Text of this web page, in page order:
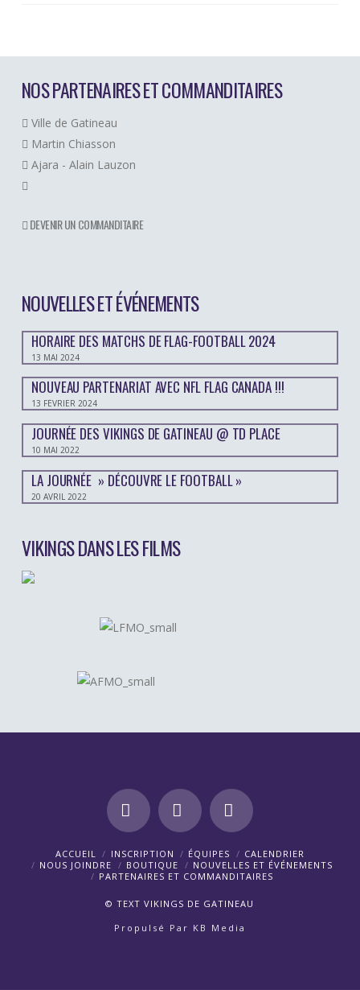
NOS PARTENAIRES ET COMMANDITAIRES
Ville de Gatineau
Martin Chiasson
Ajara - Alain Lauzon
DEVENIR UN COMMANDITAIRE
NOUVELLES ET ÉVÉNEMENTS
HORAIRE DES MATCHS DE FLAG-FOOTBALL 2024
13 MAI 2024
NOUVEAU PARTENARIAT AVEC NFL FLAG CANADA !!!
13 FÉVRIER 2024
JOURNÉE DES VIKINGS DE GATINEAU @ TD PLACE
10 MAI 2022
LA JOURNÉE » DÉCOUVRE LE FOOTBALL »
20 AVRIL 2022
VIKINGS DANS LES FILMS
Facebook
X Instagram
ACCUEIL INSCRIPTION ÉQUIPES
CALENDRIER
NOUS JOINDRE
BOUTIQUE
NOUVELLES ET ÉVÉNEMENTS
PARTENAIRES ET COMMANDITAIRES
©TEXT VIKINGS DE GATINEAU
Propulsé Par KB Media